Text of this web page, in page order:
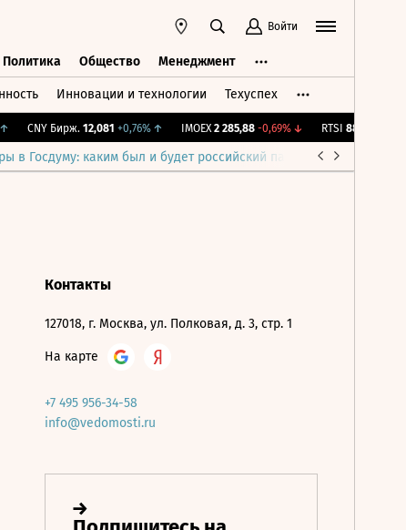
Войти
Политика Общество Менеджмент
Инновации и технологии Техуспех
CNY Бирж. 12,081 +0,76%↑ IMOEX 2 285,88 -0,69%↓ RTSI 884,56
в Госдуму: каким был и будет российский парламент
Контакты
127018, г. Москва, ул. Полковая, д. 3, стр. 1
На карте
+7 495 956-34-58
info@vedomosti.ru